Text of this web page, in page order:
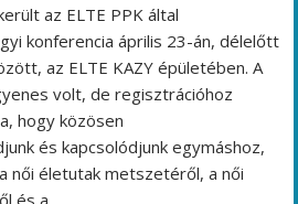
az ELTE PPK által
konferencia április 23-án, délelőtt
az ELTE KAZY épületében. A
volt, de regisztrációhoz
hogy közösen
és kapcsolódjunk egymáshoz,
női életutak metszetéről, a női